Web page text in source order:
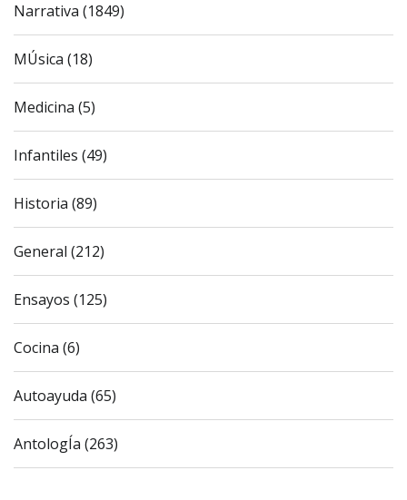
Narrativa (1849)
MÚsica (18)
Medicina (5)
Infantiles (49)
Historia (89)
General (212)
Ensayos (125)
Cocina (6)
Autoayuda (65)
AntologÍa (263)